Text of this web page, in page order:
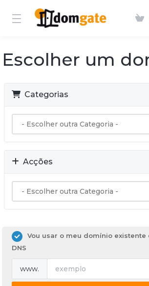
Escolher um
Categorias
Acções
Vou usar o meu domínio existente
DNS
www.